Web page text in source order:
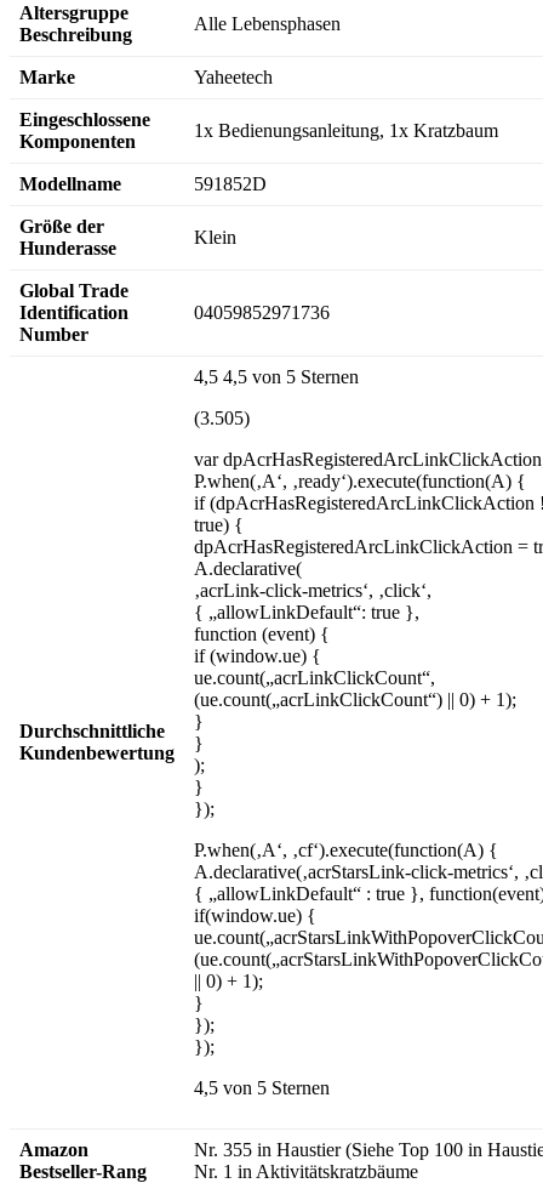
Altersgruppe
Beschreibung
Alle Lebensphasen
Marke Yaheetech
Eingeschlossene
Komponenten
1x Bedienungsanleitung, 1x Kratzbaum
Modellname 591852D
Größe der
Hunderasse
Klein
Global Trade
Identification
Number
04059852971736
Durchschnittliche
Kundenbewertung
4,5 4,5 von 5 Sternen
(3.505)
var
P.when(‚A‘, ‚ready‘).execute(function(A) {
if (dpAcrHasRegisteredArcLinkClickAction
true) {
dpAcrHasRegisteredArcLinkClickAction =
A.declarative(
‚acrLink-click-metrics‘, ‚click‘,
{ „allowLinkDefault“: true },
function (event) {
if (window.ue) {
ue.count(„acrLinkClickCount“,
(ue.count(„acrLinkClickCount“) || 0) + 1);
}
}
);
}
});
P.when(‚A‘, ‚cf‘).execute(function(A) {
A.declarative(‚acrStarsLink-click-metrics‘,
{ „allowLinkDefault“ : true },
if(window.ue) {
|| 0) + 1);
}
});
});
4,5 von 5 Sternen
Amazon
Bestseller-Rang
Nr. 355 in Haustier (Siehe Top 100 in
Nr. 1 in Aktivitätskratzbäume